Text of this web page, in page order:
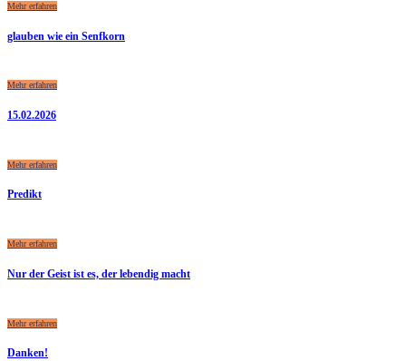
Mehr erfahren
glauben wie ein Senfkorn
Mehr erfahren
15.02.2026
Mehr erfahren
Predikt
Mehr erfahren
Nur der Geist ist es, der lebendig macht
Mehr erfahren
Danken!